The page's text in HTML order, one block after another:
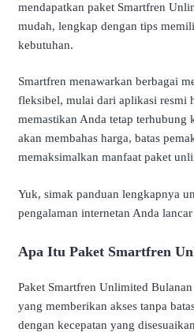
mendapatkan paket Smartfren
mudah, lengkap dengan tips
kebutuhan.
Smartfren menawarkan berbagai
fleksibel, mulai dari aplikasi resmi
memastikan Anda tetap terhubung
akan membahas harga, batas
memaksimalkan manfaat paket
Yuk, simak panduan lengkapnya
pengalaman internetan Anda
Apa Itu Paket Smartfren
Paket Smartfren Unlimited
yang memberikan akses tanpa
dengan kecepatan yang